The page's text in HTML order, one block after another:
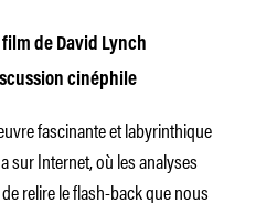
de David Lynch
cinéphile
fascinante et labyrinthique
sur Internet, où les analyses
relire le flash-back que nous